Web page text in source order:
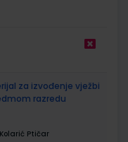
za izvođenje vježbi
razredu
Ptičar